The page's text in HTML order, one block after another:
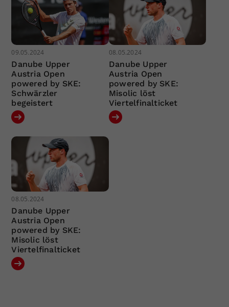
09.05.2024
Danube Upper
Austria Open
powered by SKE:
Schwärzler
begeistert
08.05.2024
Danube Upper
Austria Open
powered by SKE:
Misolic löst
Viertelfinalticket
08.05.2024
Danube Upper
Austria Open
powered by SKE:
Misolic löst
Viertelfinalticket